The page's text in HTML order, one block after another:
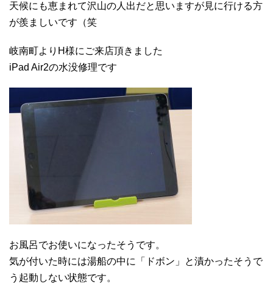
天候にも恵まれて沢山の人出だと思いますが見に行ける方
が羨ましいです（笑
岐南町よりH様にご来店頂きました
iPad Air2の水没修理です
お風呂でお使いになったそうです。
気が付いた時には湯船の中に「ドボン」と漬かったそうで
う起動しない状態です。